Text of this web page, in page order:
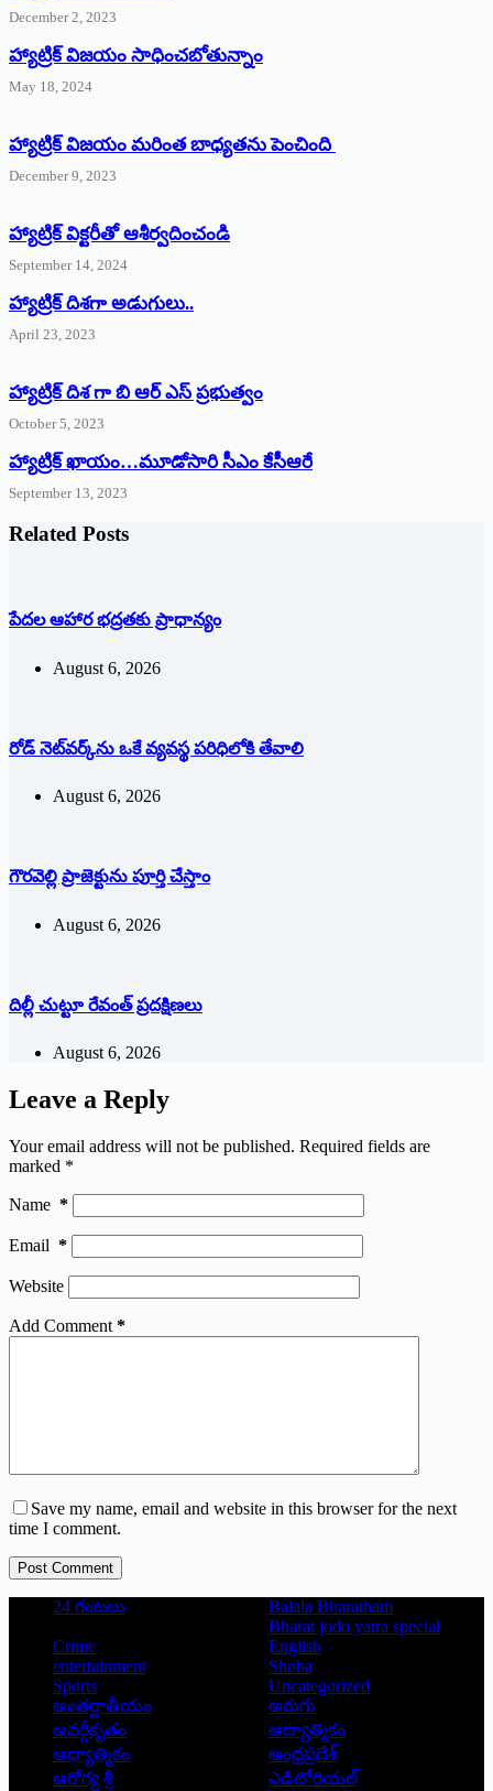
December 2, 2023
హ్యాట్రిక్‌ విజయం సాధించబోతున్నాం
May 18, 2024
హ్యాట్రిక్ విజయం మరింత బాధ్యతను పెంచింది
December 9, 2023
హ్యాట్రిక్‌ ‌విక్టరీతో ఆశీర్వదించండి
September 14, 2024
‌హ్యాట్రిక్‌ ‌దిశగా అడుగులు..
April 23, 2023
హ్యాట్రిక్ దిశ గా బి ఆర్ ఎస్ ప్రభుత్వం
October 5, 2023
హ్యాట్రిక్‌ ‌ఖాయం…మూడోసారి సీఎం కేసీఆరే
September 13, 2023
Related Posts
పేదల ఆహార భద్రతకు ప్రాధాన్యం
August 6, 2026
రోడ్ నెట్‌వర్క్‌ను ఒకే వ్య‌వ‌స్థ ప‌రిధిలోకి తేవాలి
August 6, 2026
గౌరవెల్లి ప్రాజెక్టును పూర్తి చేస్తాం
August 6, 2026
దిల్లీ చుట్టూ రేవంత్ ప్ర‌ద‌క్షిణ‌లు
August 6, 2026
Leave a Reply
Your email address will not be published. Required fields are
marked *
Name *
Email *
Website
Add Comment *
Save my name, email and website in this browser for the next
time I comment.
Post Comment
24 గంటలు
Balala Bharatham
Bharat jodo yatra special
Crime
English
entertainment
Shoba
Sports
Uncategorized
అంతర్జాతీయం
అరుగు
అవర్గీకృతం
ఆద్యాత్మికం
ఆధ్యాత్మికం
ఆంధ్రప్రదేశ్
ఆరోగ్య శ్రీ
ఎడిటోరియల్